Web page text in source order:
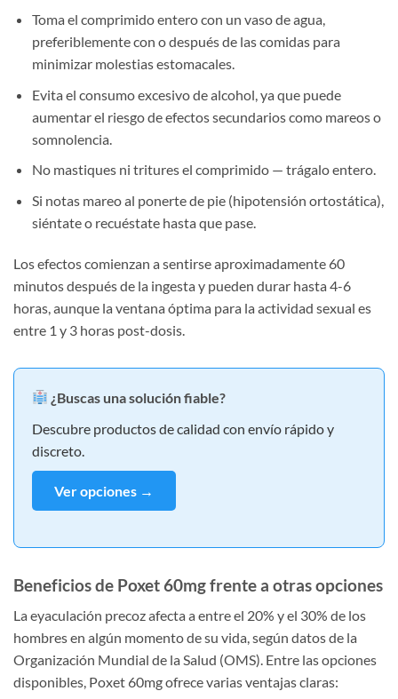
Toma el comprimido entero con un vaso de agua,
preferiblemente con o después de las comidas para
minimizar molestias estomacales.
Evita el consumo excesivo de alcohol, ya que puede
aumentar el riesgo de efectos secundarios como mareos o
somnolencia.
No mastiques ni tritures el comprimido — trágalo entero.
Si notas mareo al ponerte de pie (hipotensión ortostática),
siéntate o recuéstate hasta que pase.
Los efectos comienzan a sentirse aproximadamente 60
minutos después de la ingesta y pueden durar hasta 4-6
horas, aunque la ventana óptima para la actividad sexual es
entre 1 y 3 horas post-dosis.
¿Buscas una solución fiable?
Descubre productos de calidad con envío rápido y
discreto.
Ver opciones →
Beneficios de Poxet 60mg frente a otras opciones
La eyaculación precoz afecta a entre el 20% y el 30% de los
hombres en algún momento de su vida, según datos de la
Organización Mundial de la Salud (OMS). Entre las opciones
disponibles, Poxet 60mg ofrece varias ventajas claras: